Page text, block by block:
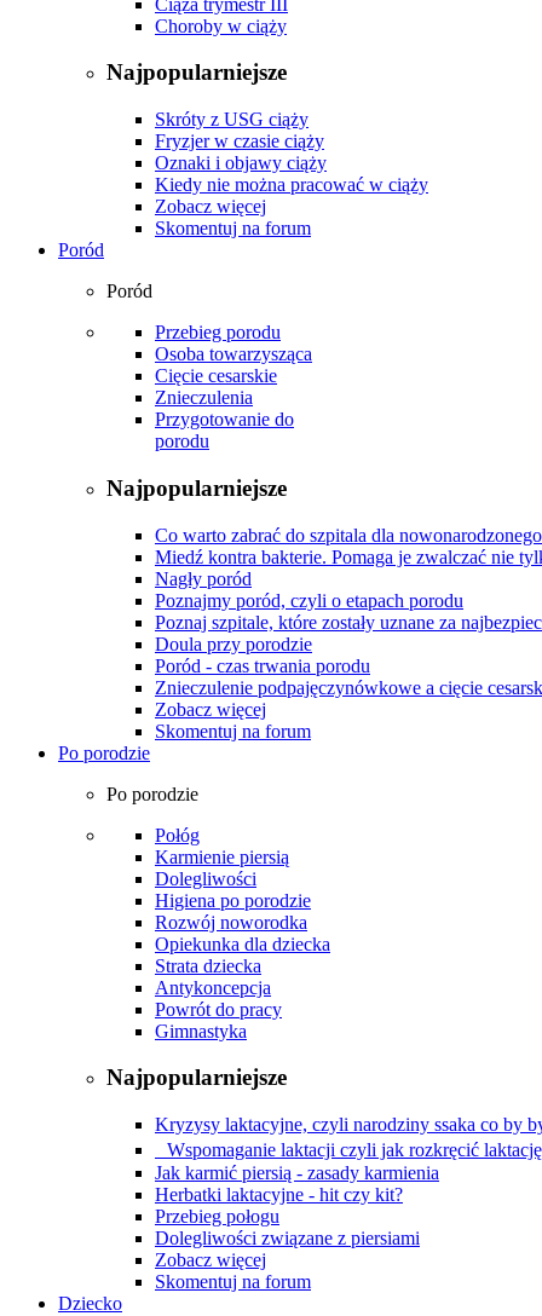
Choroby w ciąży
Najpopularniejsze
Skróty z USG ciąży
Fryzjer w czasie ciąży
Oznaki i objawy ciąży
Kiedy nie można pracować w ciąży
Zobacz więcej
Skomentuj na forum
Poród
Poród
Przebieg porodu
Osoba towarzysząca
Cięcie cesarskie
Znieczulenia
Przygotowanie do
porodu
Najpopularniejsze
Co warto zabrać do szpitala dla
Miedź kontra bakterie. Pomaga je zwalczać nie
Nagły poród
Poznajmy poród, czyli o etapach porodu
Poznaj szpitale, które zostały uznane za
Doula przy porodzie
Poród - czas trwania porodu
Znieczulenie podpajęczynówkowe a cięcie
Zobacz więcej
Skomentuj na forum
Po porodzie
Po porodzie
Połóg
Karmienie piersią
Dolegliwości
Higiena po porodzie
Rozwój noworodka
Opiekunka dla dziecka
Strata dziecka
Antykoncepcja
Powrót do pracy
Gimnastyka
Najpopularniejsze
Kryzysy laktacyjne, czyli narodziny ssaka co by
Wspomaganie laktacji czyli jak rozkręcić
Jak karmić piersią - zasady karmienia
Herbatki laktacyjne - hit czy kit?
Przebieg połogu
Dolegliwości związane z piersiami
Zobacz więcej
Skomentuj na forum
Dziecko